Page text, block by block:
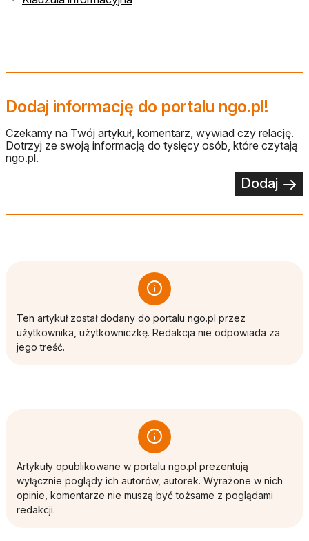
Dodaj informację do portalu ngo.pl!
Czekamy na Twój artykuł, komentarz, wywiad czy relację.
Dotrzyj ze swoją informacją do tysięcy osób, które czytają
ngo.pl.
Dodaj
Ten artykuł został dodany do portalu ngo.pl przez
użytkownika, użytkowniczkę. Redakcja nie odpowiada za
jego treść.
Artykuły opublikowane w portalu ngo.pl prezentują
wyłącznie poglądy ich autorów, autorek. Wyrażone w nich
opinie, komentarze nie muszą być tożsame z poglądami
redakcji.